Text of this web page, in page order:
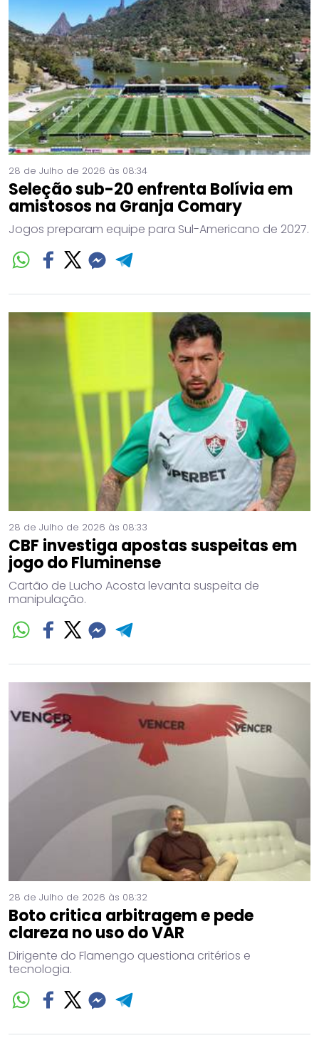
28 de Julho de 2026 às 08:34
Seleção sub-20 enfrenta Bolívia em
amistosos na Granja Comary
Jogos preparam equipe para Sul-Americano de 2027.
28 de Julho de 2026 às 08:33
CBF investiga apostas suspeitas em
jogo do Fluminense
Cartão de Lucho Acosta levanta suspeita de
manipulação.
28 de Julho de 2026 às 08:32
Boto critica arbitragem e pede
clareza no uso do VAR
Dirigente do Flamengo questiona critérios e
tecnologia.